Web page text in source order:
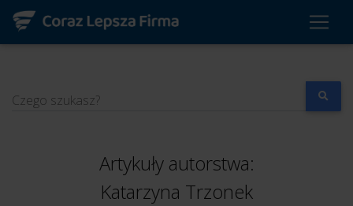
Czego szukasz?
Artykuły autorstwa:
Katarzyna Trzonek